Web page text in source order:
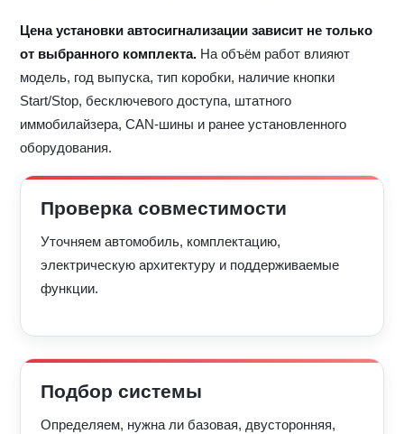
Цена установки автосигнализации зависит не только
от выбранного комплекта. На объём работ влияют
модель, год выпуска, тип коробки, наличие кнопки
Start/Stop, бесключевого доступа, штатного
иммобилайзера, CAN-шины и ранее установленного
оборудования.
Проверка совместимости
Уточняем автомобиль, комплектацию,
электрическую архитектуру и поддерживаемые
функции.
Подбор системы
Определяем, нужна ли базовая, двусторонняя,